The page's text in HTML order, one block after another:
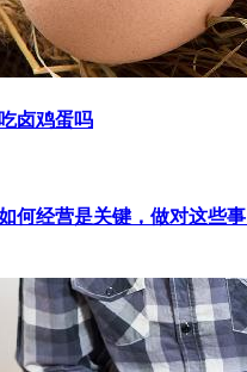
卤鸡蛋吗
何经营是关键，做对这些